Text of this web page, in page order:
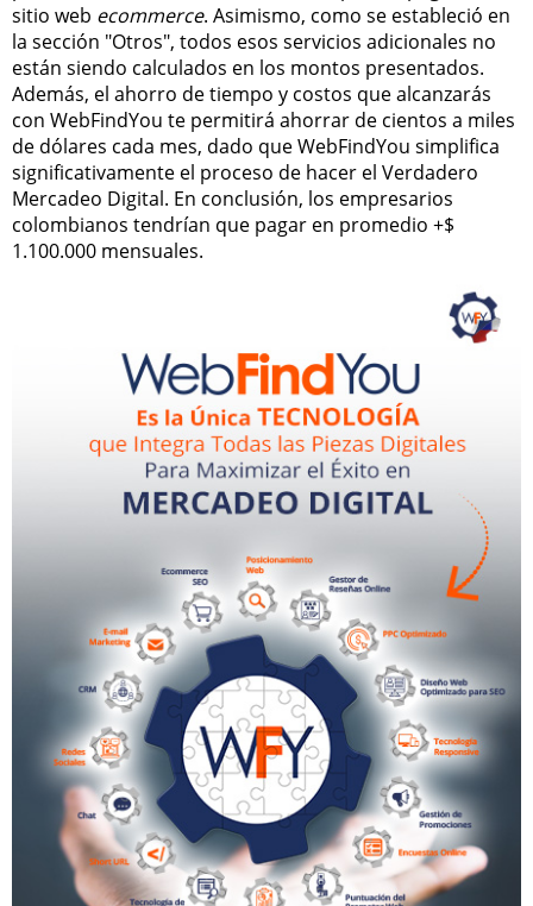
sitio web ecommerce. Asimismo, como se estableció en
la sección "Otros", todos esos servicios adicionales no
están siendo calculados en los montos presentados.
Además, el ahorro de tiempo y costos que alcanzarás
con WebFindYou te permitirá ahorrar de cientos a miles
de dólares cada mes, dado que WebFindYou simplifica
significativamente el proceso de hacer el Verdadero
Mercadeo Digital. En conclusión, los empresarios
colombianos tendrían que pagar en promedio +$
1.100.000 mensuales.